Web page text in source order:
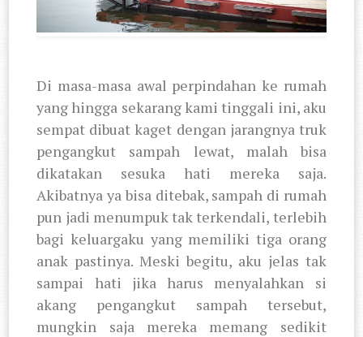
Di masa-masa awal perpindahan ke rumah
yang hingga sekarang kami tinggali ini, aku
sempat dibuat kaget dengan jarangnya truk
pengangkut sampah lewat, malah bisa
dikatakan sesuka hati mereka saja.
Akibatnya ya bisa ditebak, sampah di rumah
pun jadi menumpuk tak terkendali, terlebih
bagi keluargaku yang memiliki tiga orang
anak pastinya. Meski begitu, aku jelas tak
sampai hati jika harus menyalahkan si
akang pengangkut sampah tersebut,
mungkin saja mereka memang sedikit